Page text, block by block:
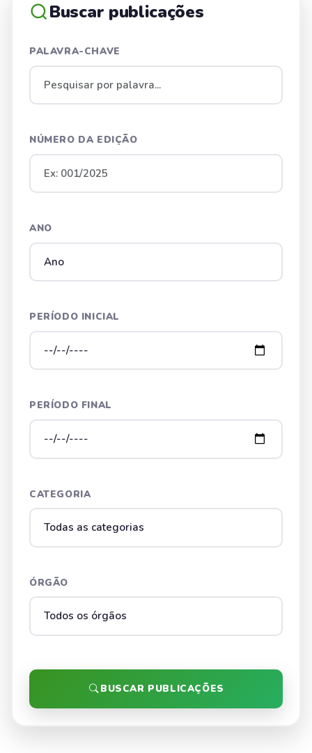
Buscar publicações
PALAVRA-CHAVE
NÚMERO DA EDIÇÃO
ANO
PERÍODO INICIAL
PERÍODO FINAL
CATEGORIA
ÓRGÃO
BUSCAR PUBLICAÇÕES